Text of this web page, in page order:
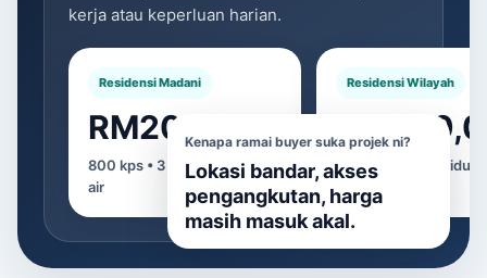
kerja atau keperluan harian.
Residensi Madani
RM200,000
800 kps • 3 bilik tidur • 2 bilik
air
Residensi Wilayah
850 kps • 3 bilik tidur
Kenapa ramai buyer suka projek ni?
Lokasi bandar, akses
pengangkutan, harga
masih masuk akal.